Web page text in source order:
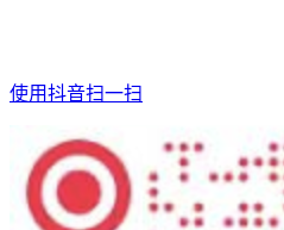
使用抖音扫一扫